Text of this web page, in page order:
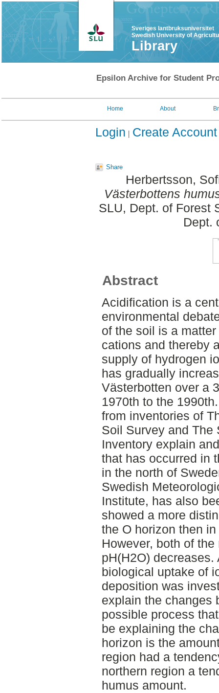
Sveriges lantbruksuniversitet
Swedish University of
Library
Epsilon Archive for Student
Home About
Login Create Account
Share
Herbertsson,
Västerbottens
SLU, Dept. of Forest
Dept.
Abstract
Acidification is a
environmental
of the soil is a
cations and thereby
supply of hydrogen
has gradually
Västerbotten over a
1970th to the
from inventories of
Soil Survey and The
Inventory explain
that has occurred in
in the north of
Swedish
Institute, has also
showed a more
the O horizon then
However, both of
pH(H2O)
biological uptake of
deposition was
explain the changes
possible process
be explaining the
horizon is the
region had a
northern region a
humus amount.